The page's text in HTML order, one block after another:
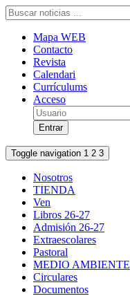
Mapa WEB
Contacto
Revista
Calendari
Currículums
Acceso
Toggle navigation 1 2 3
Nosotros
TIENDA
Ven
Libros 26-27
Admisión 26-27
Extraescolares
Pastoral
MEDIO AMBIENTE
Circulares
Documentos